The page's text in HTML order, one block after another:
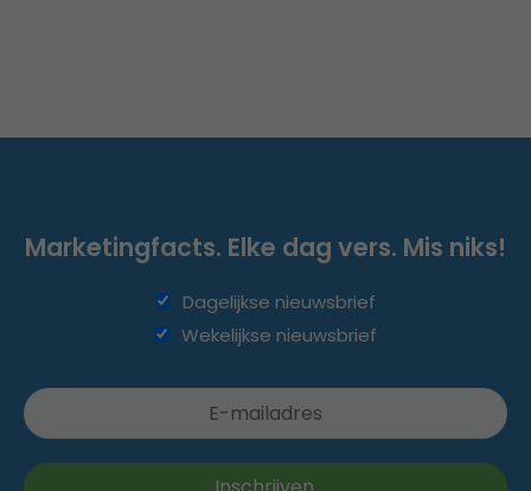
Marketingfacts. Elke dag vers. Mis niks!
Dagelijkse nieuwsbrief
Wekelijkse nieuwsbrief